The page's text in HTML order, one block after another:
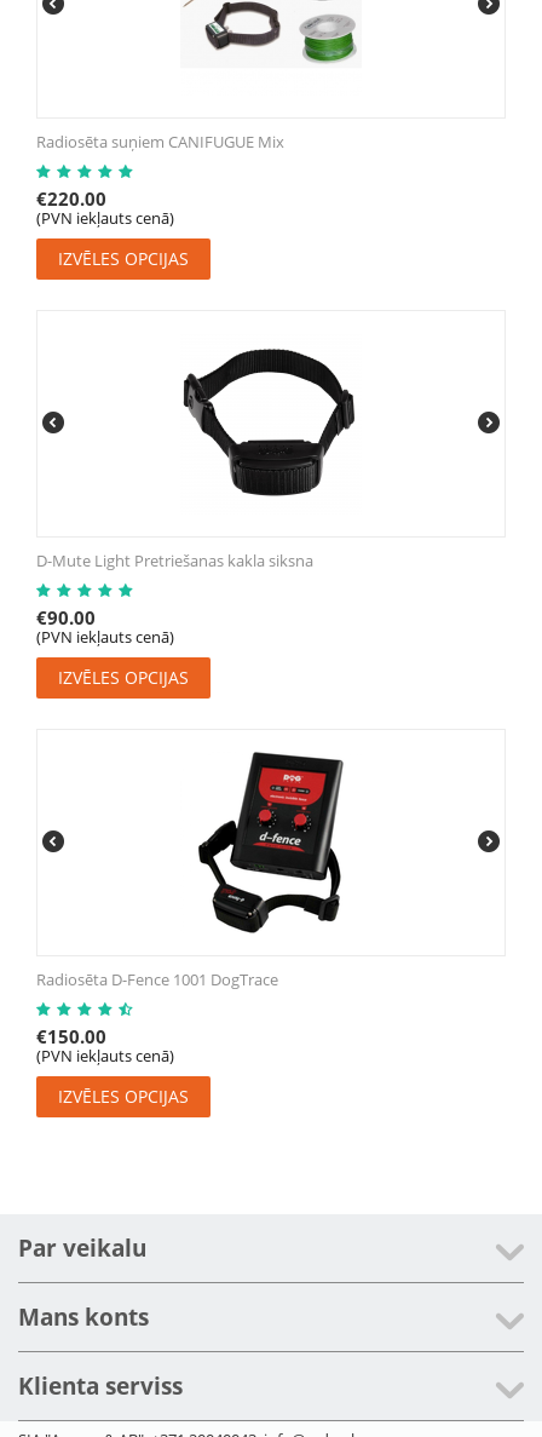
Radiosēta suņiem CANIFUGUE Mix
€220.00
(PVN iekļauts cenā)
IZVĒLES OPCIJAS
D-Mute Light Pretriešanas kakla siksna
€90.00
(PVN iekļauts cenā)
IZVĒLES OPCIJAS
Radiosēta D-Fence 1001 DogTrace
€150.00
(PVN iekļauts cenā)
IZVĒLES OPCIJAS
Par veikalu
Mans konts
Klienta serviss